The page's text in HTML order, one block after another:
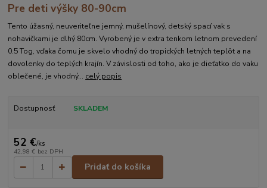
Pre deti výšky 80-90cm
Tento úžasný, neuveriteľne jemný, mušelínový, detský spací vak s
nohavičkami je dlhý 80cm. Vyrobený je v extra tenkom letnom prevedení
0.5 Tog, vďaka čomu je skvelo vhodný do tropických letných teplôt a na
dovolenky do teplých krajín. V závislosti od toho, ako je dieťatko do vaku
oblečené, je vhodný... celý popis
Dostupnosť SKLADEM
52 €/ks
42,98 € bez DPH
Pridať do košíka